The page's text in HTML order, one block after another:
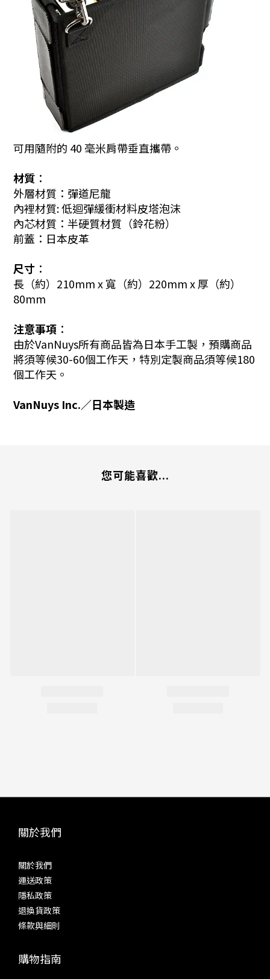
可用隨附的 40 毫米肩帶垂直攜帶。
材質︰
外層材質：彈道尼龍
內裡材質: 低迴彈緩衝材料皮塔泡沫
內芯材質：半硬質材質（鈴花粉）
前蓋：日本皮革
尺寸︰
長（約）210mm x 寬（約）220mm x 厚（約）
80mm
注意事項︰
由於VanNuys所有商品皆為日本手工製，預購商品
將須等候30-60個工作天，特別定製商品須等候180
個工作天。
VanNuys Inc.／日本製造
您可能喜歡...
關於我們
關於我們
運送政策
隱私政策
退換貨政策
條款與細則
購物指南